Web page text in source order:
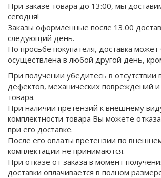
При заказе товара до 13:00, мы
сегодня!
Заказы оформленные после 13.00
следующий день.
По просьбе покупателя, доставка
осуществлена в любой другой день,
При получении убедитесь в отсутствии
дефектов, механических повреждений и
товара.
При наличии претензий к внешнему
комплектности товара Вы можете
при его доставке.
После его оплаты претензии по
комплектации не принимаются.
При отказе от заказа в момент
доставки оплачивается в полном